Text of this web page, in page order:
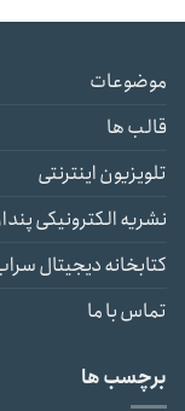
موضوعات
قالب ها
تلویزیون اینترنتی
نشریه الکترونیکی
کتابخانه دیجیتال
تماس با ما
برچسب ها